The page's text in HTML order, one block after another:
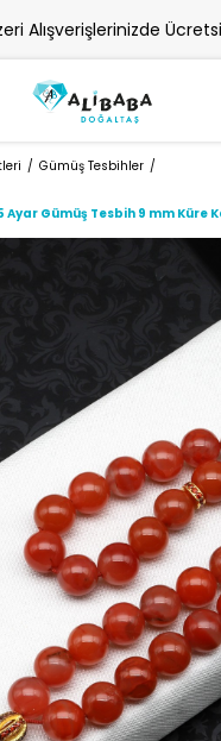
Alışverişlerinizde
Gümüş Tesbihler
Ayar Gümüş Tesbih 9 mm Küre